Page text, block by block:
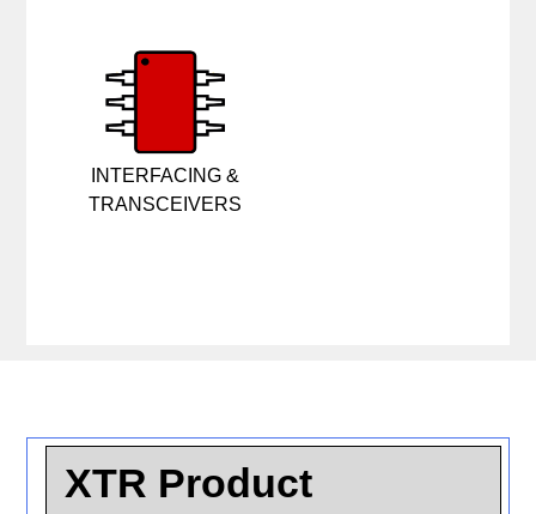
INTERFACING &
TRANSCEIVERS
XTR Product